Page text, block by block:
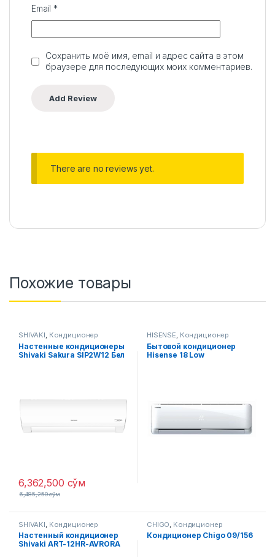
Email *
Сохранить моё имя, email и адрес сайта в этом
браузере для последующих моих комментариев.
There are no reviews yet.
Похожие товары
SHIVAKI Кондиционер
Настенные кондиционеры
Shivaki Sakura SIP2W12 Бел
6,362,500 сўм
6,485,250сўм
HISENSE Кондиционер
Бытовой кондиционер
Hisense 18 Low
SHIVAKI Кондиционер
Настенный кондиционер
Shivaki ART-12HR-AVRORA
CHIGO Кондиционер
Кондиционер Chigo 09/156